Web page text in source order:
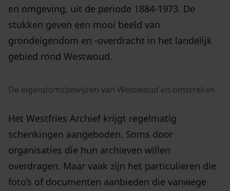
en omgeving, uit de periode 1884-1973. De
stukken geven een mooi beeld van
grondeigendom en -overdracht in het landelijk
gebied rond Westwoud.
De eigendomsbewijzen van Westwoud en omstreken
Het Westfries Archief krijgt regelmatig
schenkingen aangeboden. Soms door
organisaties die hun archieven willen
overdragen. Maar vaak zijn het particulieren die
foto’s of documenten aanbieden die vanwege